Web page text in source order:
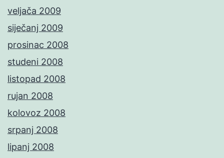
veljača 2009
siječanj 2009
prosinac 2008
studeni 2008
listopad 2008
rujan 2008
kolovoz 2008
srpanj 2008
lipanj 2008